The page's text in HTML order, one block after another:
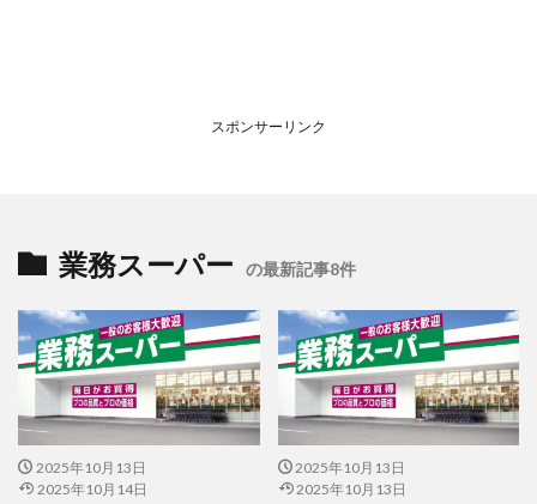
スポンサーリンク
業務スーパー の最新記事8件
2025年10月13日
2025年10月14日
2025年10月13日
2025年10月13日